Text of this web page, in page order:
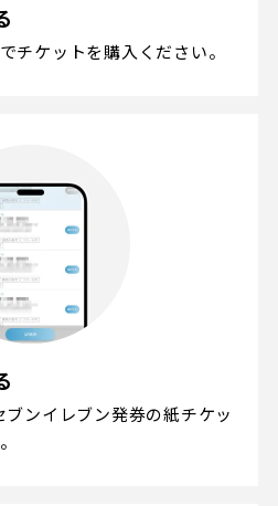
チケットを購入ください。
ンイレブン発券の紙チケッ